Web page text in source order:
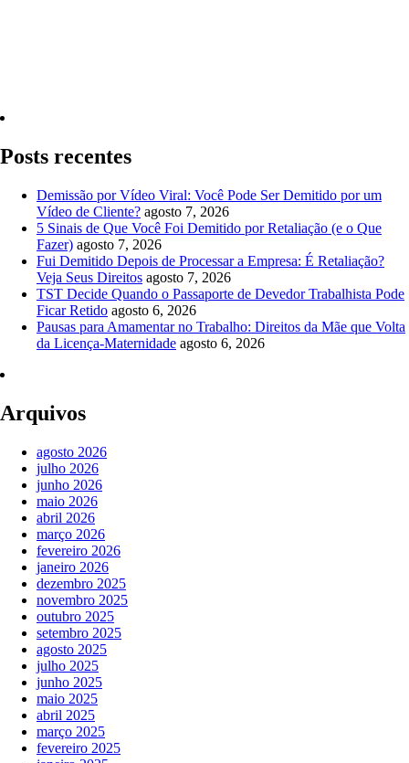
Posts recentes
Demissão por Vídeo Viral: Você Pode Ser Demitido por um
Vídeo de Cliente? agosto 7, 2026
5 Sinais de Que Você Foi Demitido por Retaliação (e o Que
Fazer) agosto 7, 2026
Fui Demitido Depois de Processar a Empresa: É Retaliação?
Veja Seus Direitos agosto 7, 2026
TST Decide Quando o Passaporte de Devedor Trabalhista Pode
Ficar Retido agosto 6, 2026
Pausas para Amamentar no Trabalho: Direitos da Mãe que Volta
da Licença-Maternidade agosto 6, 2026
Arquivos
agosto 2026
julho 2026
junho 2026
maio 2026
abril 2026
março 2026
fevereiro 2026
janeiro 2026
dezembro 2025
novembro 2025
outubro 2025
setembro 2025
agosto 2025
julho 2025
junho 2025
maio 2025
abril 2025
março 2025
fevereiro 2025